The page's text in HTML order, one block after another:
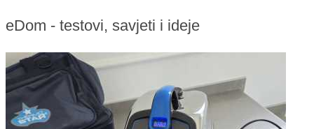
eDom - testovi, savjeti i ideje